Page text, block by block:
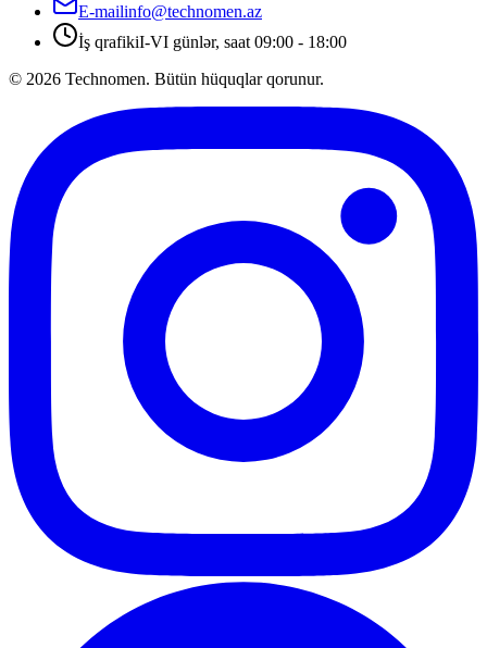
E-mailinfo@technomen.az
İş qrafikiI-VI günlər, saat 09:00 - 18:00
© 2026 Technomen. Bütün hüquqlar qorunur.